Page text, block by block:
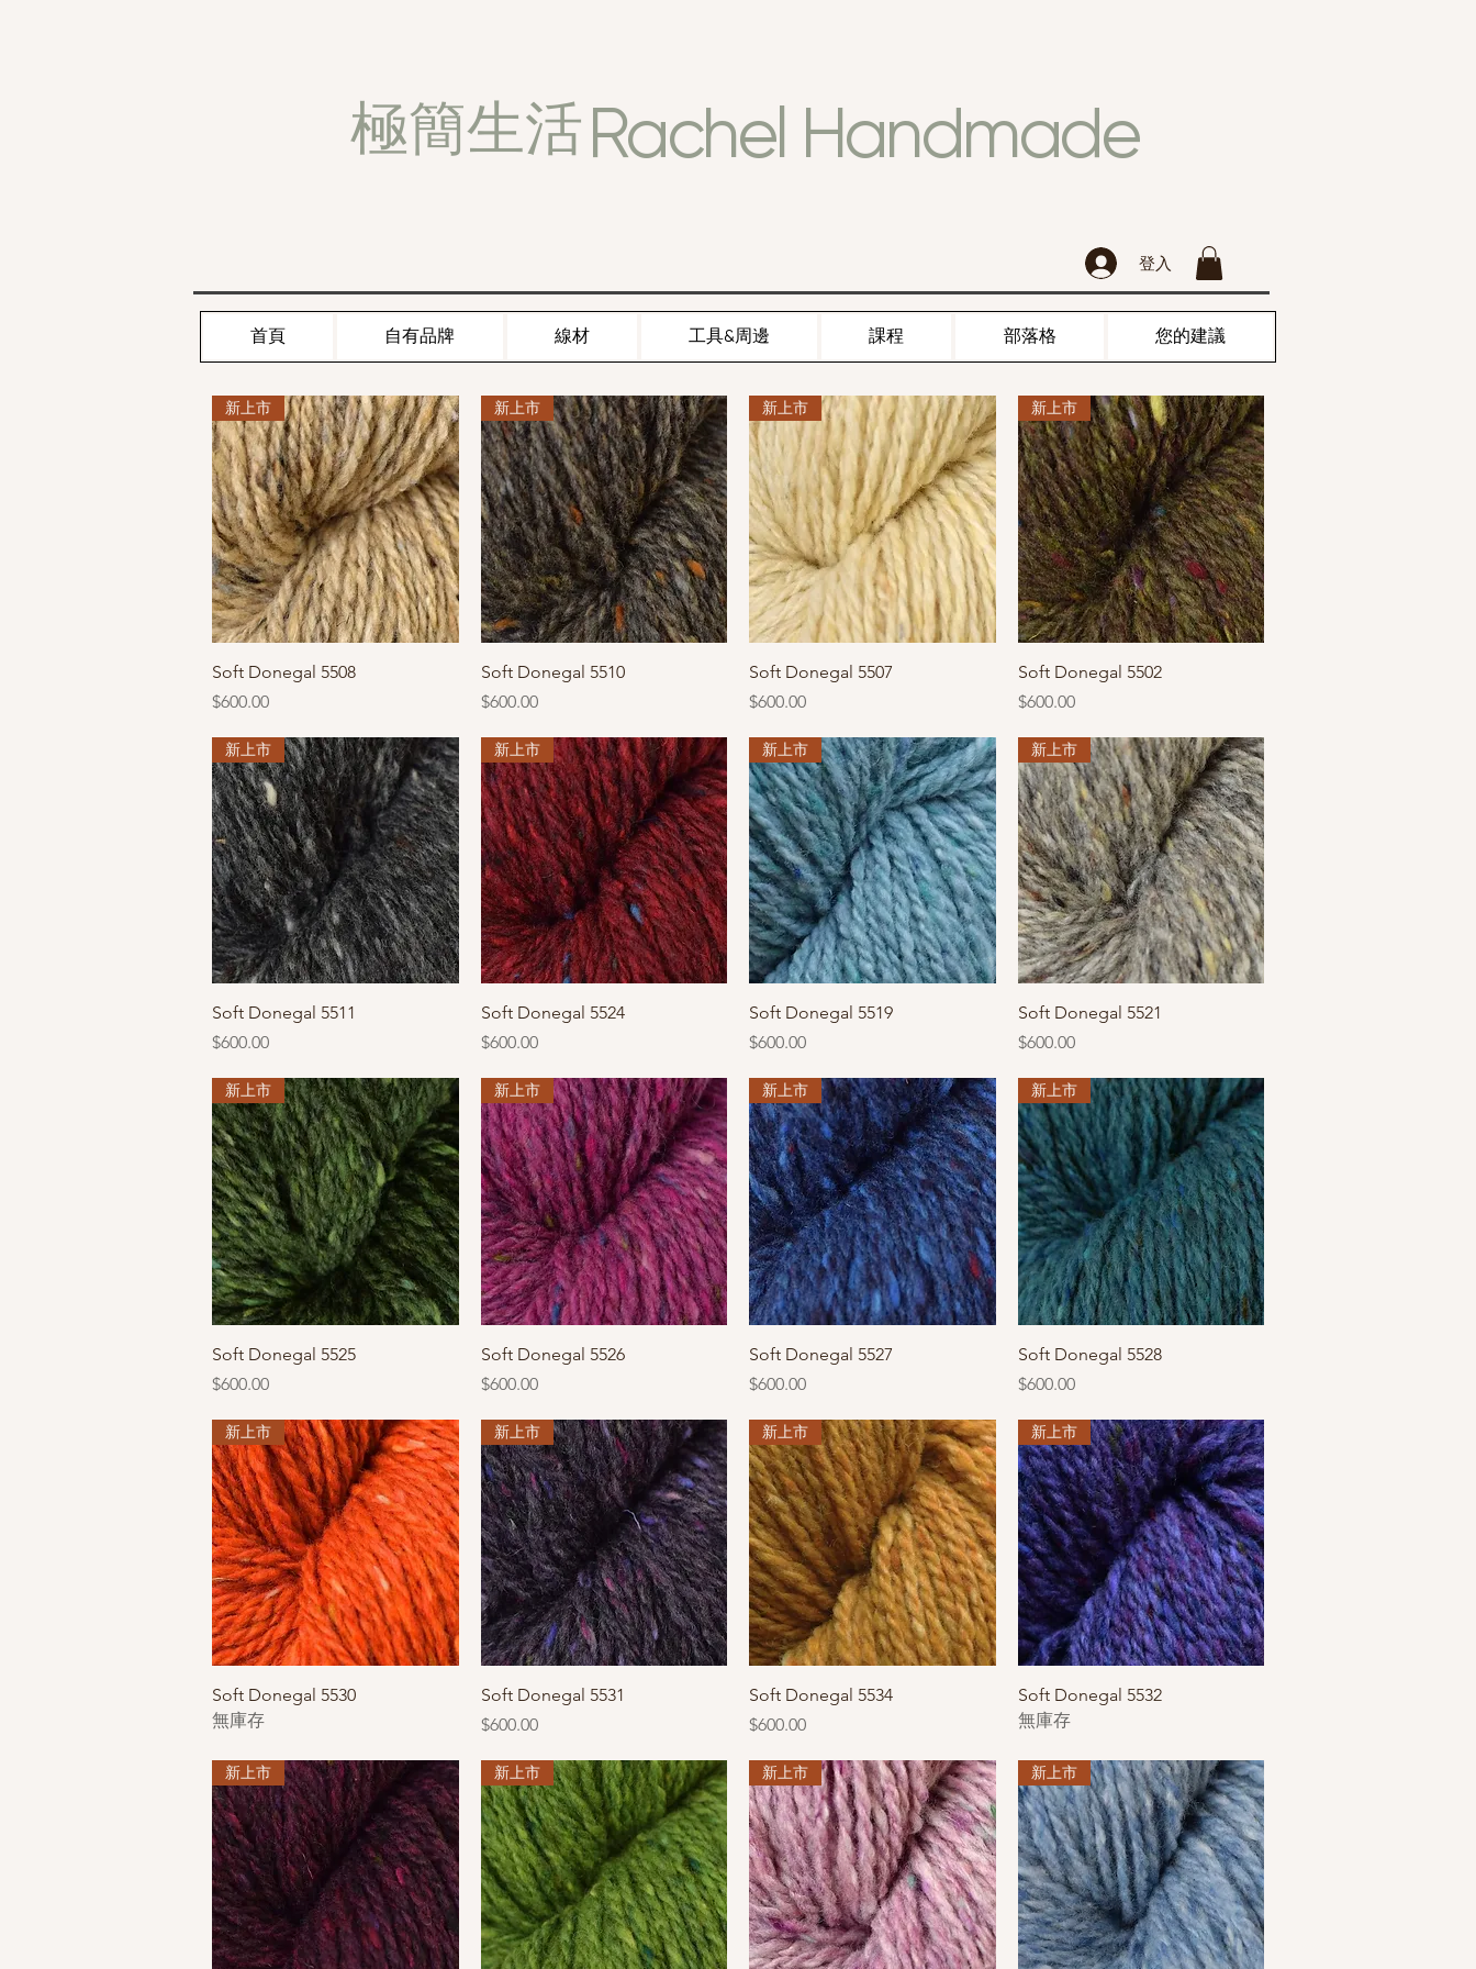
極簡生活Rachel Handmade
登入
首頁 自有品牌 線材 工具&周邊 課程 部落格 您的建議
快速瀏覽
新上市
Soft Donegal 5508
價格
$600.00
快速瀏覽
新上市
Soft Donegal 5510
價格
$600.00
快速瀏覽
新上市
Soft Donegal 5507
價格
$600.00
快速瀏覽
新上市
Soft Donegal 5502
價格
$600.00
快速瀏覽
新上市
Soft Donegal 5511
價格
$600.00
快速瀏覽
新上市
Soft Donegal 5524
價格
$600.00
快速瀏覽
新上市
Soft Donegal 5519
價格
$600.00
快速瀏覽
新上市
Soft Donegal 5521
價格
$600.00
快速瀏覽
新上市
Soft Donegal 5525
價格
$600.00
快速瀏覽
新上市
Soft Donegal 5526
價格
$600.00
快速瀏覽
新上市
Soft Donegal 5527
價格
$600.00
快速瀏覽
新上市
Soft Donegal 5528
價格
$600.00
快速瀏覽
新上市
Soft Donegal 5530
無庫存
快速瀏覽
新上市
Soft Donegal 5531
價格
$600.00
快速瀏覽
新上市
Soft Donegal 5534
價格
$600.00
快速瀏覽
新上市
Soft Donegal 5532
無庫存
新上市 新上市 新上市 新上市